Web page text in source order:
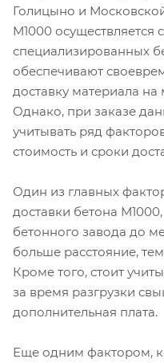
Голицыно и
М1000
специализированных
обеспечивают
доставку материала на
Однако, при заказе
учитывать ряд
стоимость и сроки
Один из главных
доставки бетона
бетонного завода до
больше расстояние,
Кроме того, стоит
за время разгрузки
дополнительная плата.
Еще одним фактором,